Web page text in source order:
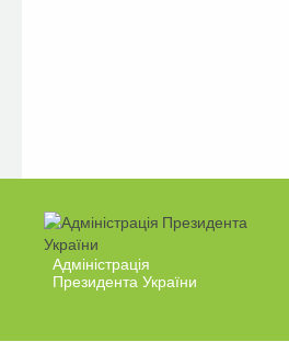
Адміністрація
Президента України